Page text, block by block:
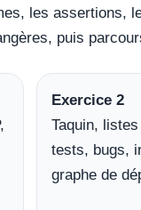
les assertions,
puis
Exercice 2
Taquin,
tests, bugs,
graphe de